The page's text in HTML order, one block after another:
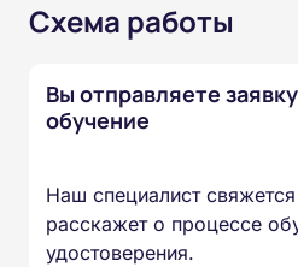
Схема работы
Вы отправляете
обучение
Наш специалист
расскажет о процессе
удостоверения.